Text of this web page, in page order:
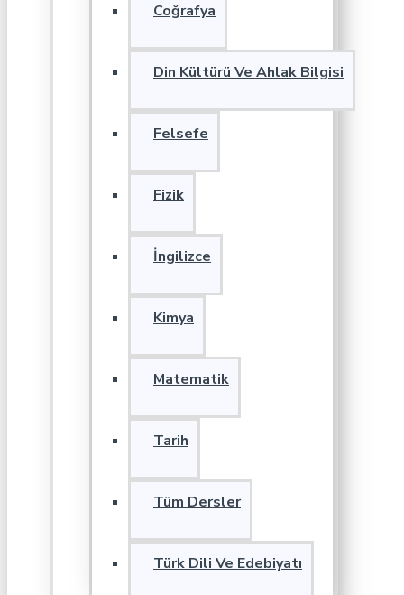
Coğrafya
Din Kültürü Ve Ahlak Bilgisi
Felsefe
Fizik
İngilizce
Kimya
Matematik
Tarih
Tüm Dersler
Türk Dili Ve Edebiyatı